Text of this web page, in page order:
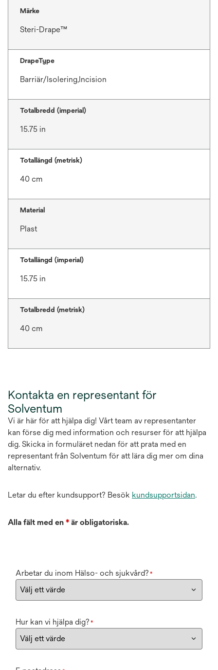
Märke
Steri-Drape™
DrapeType
Barriär/Isolering,Incision
Totalbredd (imperial)
15.75 in
Totallängd (metrisk)
40 cm
Material
Plast
Totallängd (imperial)
15.75 in
Totalbredd (metrisk)
40 cm
Kontakta en representant för
Solventum
Vi är här för att hjälpa dig! Vårt team av representanter
kan förse dig med information och resurser för att hjälpa
dig. Skicka in formuläret nedan för att prata med en
representant från Solventum för att lära dig mer om dina
alternativ.
Letar du efter kundsupport? Besök kundsupportsidan.
Alla fält med en * är obligatoriska.
Arbetar du inom Hälso- och sjukvård? *
Hur kan vi hjälpa dig? *